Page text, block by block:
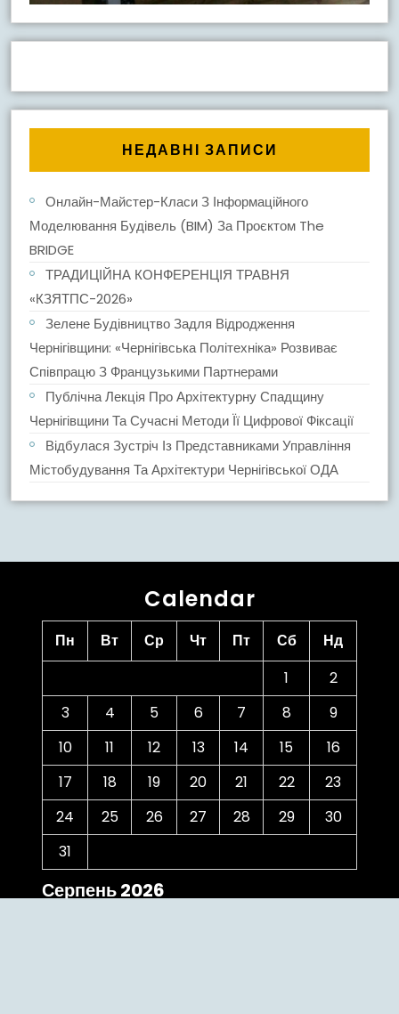
НЕДАВНІ ЗАПИСИ
Онлайн-Майстер-Класи З Інформаційного
Моделювання Будівель (BIM) За Проєктом The
BRIDGE
ТРАДИЦІЙНА КОНФЕРЕНЦІЯ ТРАВНЯ
«КЗЯТПС-2026»
Зелене Будівництво Задля Відродження
Чернігівщини: «Чернігівська Політехніка» Розвиває
Співпрацю З Французькими Партнерами
Публічна Лекція Про Архітектурну Спадщину
Чернігівщини Та Сучасні Методи Її Цифрової Фіксації
Відбулася Зустріч Із Представниками Управління
Містобудування Та Архітектури Чернігівської ОДА
Calendar
Серпень 2026
Пн Вт Ср Чт Пт Сб
Нд
1
2
3
4 5 6 7 8
9
10
11 12 13 14 15
16
17
18 19 20 21 22
23
24
25 26 27 28 29
30
31